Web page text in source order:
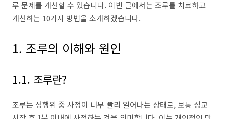
루 문제를 개선할 수 있습니다. 이번 글에서는 조루를 치료하고
개선하는 10가지 방법을 소개하겠습니다.
1. 조루의 이해와 원인
1.1. 조루란?
조루는 성행위 중 사정이 너무 빨리 일어나는 상태로, 보통 성교